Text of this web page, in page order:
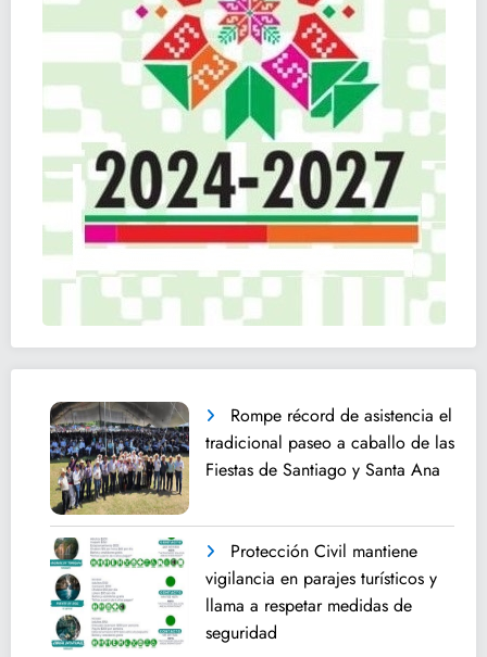
Rompe récord de asistencia el
tradicional paseo a caballo de las
Fiestas de Santiago y Santa Ana
Protección Civil mantiene
vigilancia en parajes turísticos y
llama a respetar medidas de
seguridad